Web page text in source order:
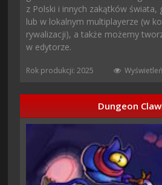
z Polski i innych zakątków świata,
lub w lokalnym multiplayerze (w
rywalizacji), a także możemy
w edytorze.
Rok produkcji: 2025
Dungeon